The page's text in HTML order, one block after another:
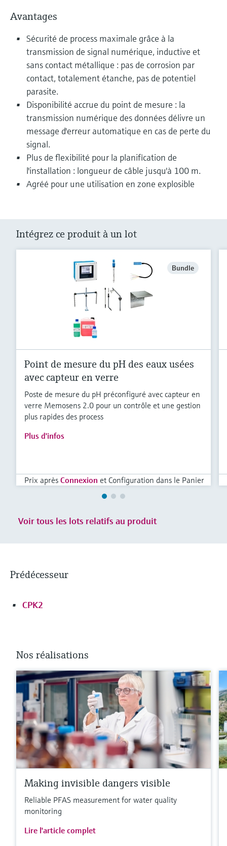
Avantages
Sécurité de process maximale grâce à la
transmission de signal numérique, inductive et
sans contact métallique : pas de corrosion par
contact, totalement étanche, pas de potentiel
parasite.
Disponibilité accrue du point de mesure : la
transmission numérique des données délivre un
message d'erreur automatique en cas de perte du
signal.
Plus de flexibilité pour la planification de
l'installation : longueur de câble jusqu'à 100 m.
Agréé pour une utilisation en zone explosible
Intégrez ce produit à un lot
Bundle
Point de mesure du pH des eaux usées
avec capteur en verre
Poste de mesure du pH préconfiguré avec capteur en
verre Memosens 2.0 pour un contrôle et une gestion
plus rapides des process
Plus d'infos
Prix après Connexion et Configuration dans le Panier
Voir tous les lots relatifs au produit
Prédécesseur
CPK2
Nos réalisations
Making invisible dangers visible
Reliable PFAS measurement for water quality
monitoring
Lire l'article complet